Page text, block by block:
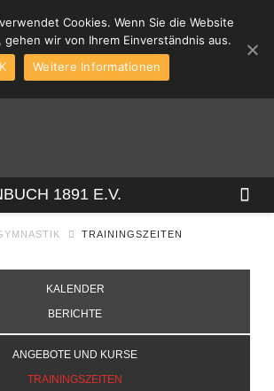
1891 E.V.
TRAININGSZEITEN
KALENDER
BERICHTE
ANGEBOTE UND KURSE
TRAININGSZEITEN
Cookies. Wenn Sie die Website
wir von Ihrem Einverständnis aus.
Weitere Informationen